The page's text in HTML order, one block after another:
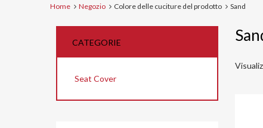
Home Negozio Colore delle cuciture del prodotto Sand
CATEGORIE
Seat Cover